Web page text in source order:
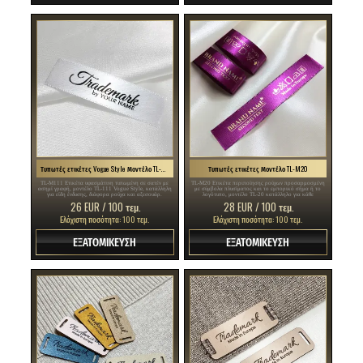
Τυπωτές ετικέτες Vogue Style Μοντέλο TL-M111
TL-M111 Ετικέτα υφασμάτινη τυπωμένη σε σατέν με
ασημί γραφή, μοντέλο TL-111 Vogue Style, κατάλληλη
για είδη ένδυσης, διάφορα ρούχα και αξεσουάρ.
26 EUR / 100 τεμ.
Ελάχιστη ποσότητα: 100 τεμ.
ΕΞΑΤΟΜΙΚΕΥΣΗ
Τυπωτές ετικέτες Μοντέλο TL-M20
TL-M20 Ετικέτα περιποίησης ρούχων προσαρμοσμένη
με σύμβολα πλυσίματος και το εμπορικό σήμα ή το
λογότυπο, μοντέλο TL-20 κατάλληλο για κάθε
28 EUR / 100 τεμ.
Ελάχιστη ποσότητα: 100 τεμ.
ΕΞΑΤΟΜΙΚΕΥΣΗ